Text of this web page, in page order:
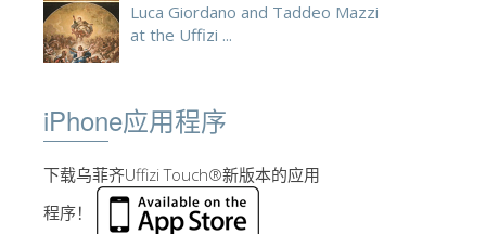
Luca Giordano and Taddeo Mazzi
at the Uffizi ...
iPhone应用程序
下载乌菲齐Uffizi Touch®新版本的应用
程序！